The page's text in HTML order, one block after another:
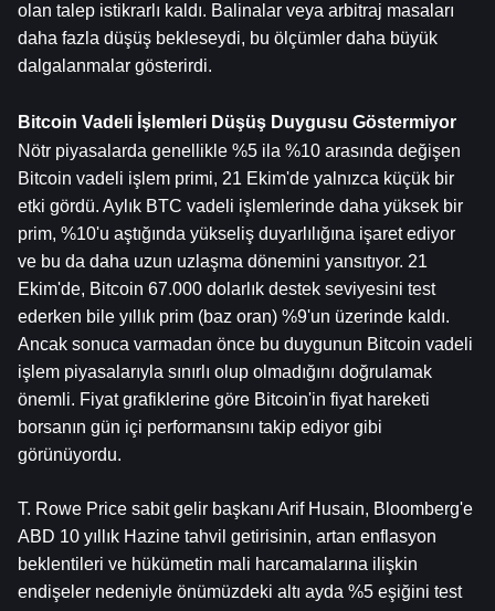
olan talep istikrarlı kaldı. Balinalar veya arbitraj masaları
daha fazla düşüş bekleseydi, bu ölçümler daha büyük
dalgalanmalar gösterirdi.
Bitcoin Vadeli İşlemleri Düşüş Duygusu Göstermiyor
Nötr piyasalarda genellikle %5 ila %10 arasında değişen
Bitcoin vadeli işlem primi, 21 Ekim'de yalnızca küçük bir
etki gördü. Aylık BTC vadeli işlemlerinde daha yüksek bir
prim, %10'u aştığında yükseliş duyarlılığına işaret ediyor
ve bu da daha uzun uzlaşma dönemini yansıtıyor. 21
Ekim'de, Bitcoin 67.000 dolarlık destek seviyesini test
ederken bile yıllık prim (baz oran) %9'un üzerinde kaldı.
Ancak sonuca varmadan önce bu duygunun Bitcoin vadeli
işlem piyasalarıyla sınırlı olup olmadığını doğrulamak
önemli. Fiyat grafiklerine göre Bitcoin'in fiyat hareketi
borsanın gün içi performansını takip ediyor gibi
görünüyordu.
T. Rowe Price sabit gelir başkanı Arif Husain, Bloomberg'e
ABD 10 yıllık Hazine tahvil getirisinin, artan enflasyon
beklentileri ve hükümetin mali harcamalarına ilişkin
endişeler nedeniyle önümüzdeki altı ayda %5 eşiğini test